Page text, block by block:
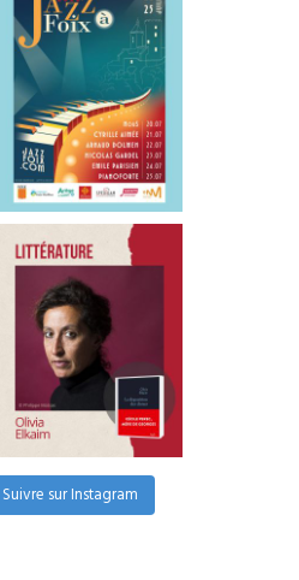
Suivre sur Instagram